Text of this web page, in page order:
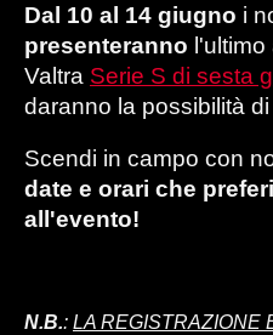
Dal 10 al 14 giugno i
presenteranno l'ultimo
Valtra Serie S di sesta
daranno la possibilità di
Scendi in campo con
date e orari che
all'evento!
N.B.: LA REGISTRAZIONE